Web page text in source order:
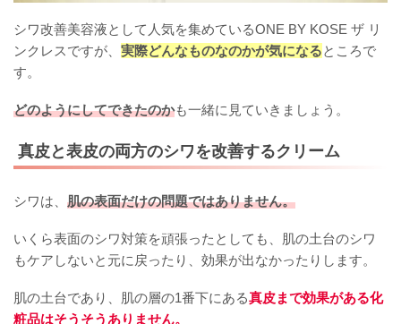
シワ改善美容液として人気を集めているONE BY KOSE ザ リ
ンクレスですが、 実際どんなものなのかが気になるところで
す。
どのようにしてできたのかも一緒に見ていきましょう。
真皮と表皮の両方のシワを改善するクリーム
シワは、 肌の表面だけの問題ではありません。
いくら表面のシワ対策を頑張ったとしても、肌の土台のシワ
もケアしないと元に戻ったり、効果が出なかったりします。
肌の土台であり、肌の層の1番下にある真皮まで効果がある化
粧品はそうそうありません。